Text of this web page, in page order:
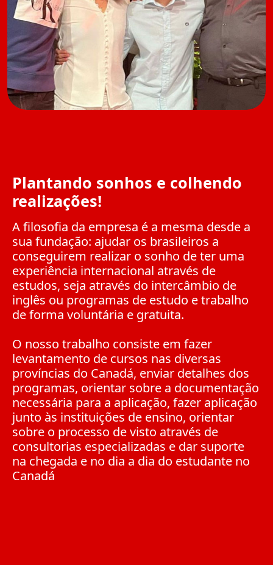
Plantando sonhos e colhendo
realizações!
A filosofia da empresa é a mesma desde a
sua fundação: ajudar os brasileiros a
conseguirem realizar o sonho de ter uma
experiência internacional através de
estudos, seja através do intercâmbio de
inglês ou programas de estudo e trabalho
de forma voluntária e gratuita.
O nosso trabalho consiste em fazer
levantamento de cursos nas diversas
províncias do Canadá, enviar detalhes dos
programas, orientar sobre a documentação
necessária para a aplicação, fazer aplicação
junto às instituições de ensino, orientar
sobre o processo de visto através de
consultorias especializadas e dar suporte
na chegada e no dia a dia do estudante no
Canadá